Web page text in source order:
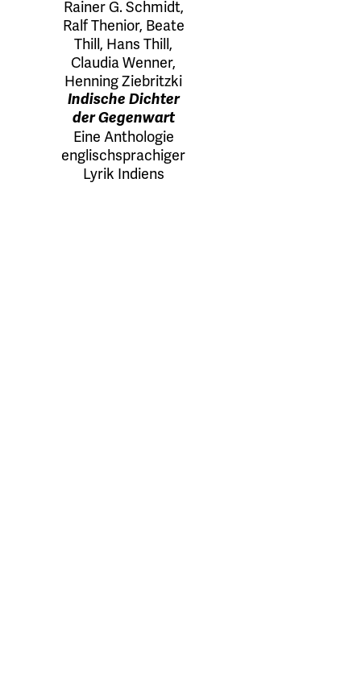
Rainer G. Schmidt,
Ralf Thenior, Beate
Thill, Hans Thill,
Claudia Wenner,
Henning Ziebritzki
Indische Dichter
der Gegenwart
Eine Anthologie
englischsprachiger
Lyrik Indiens